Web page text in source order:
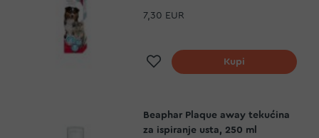
7,30 EUR
Dodaj na listu želja
Kupi
Beaphar Plaque away tekućina
za ispiranje usta, 250 ml